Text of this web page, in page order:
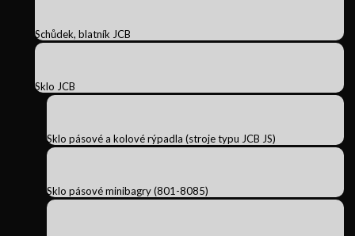
Schůdek, blatník JCB
Sklo JCB
Sklo pásové a kolové rýpadla (stroje typu JCB JS)
Sklo pásové minibagry (801-8085)